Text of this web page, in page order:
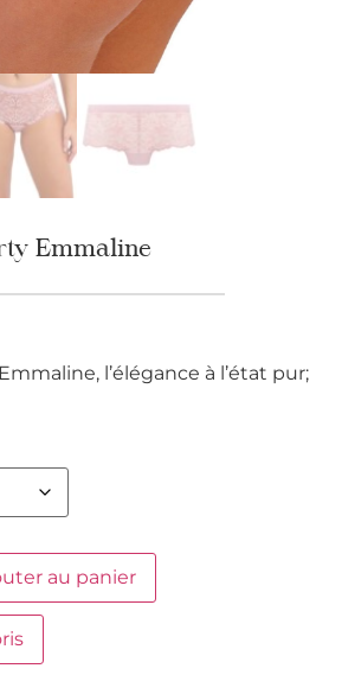
Emmaline
l’élégance à l’état pur;
au panier